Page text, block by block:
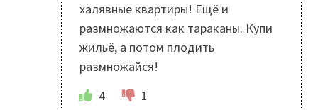
халявные квартиры! Ещё и
размножаются как тараканы. Купи
жильё, а потом плодить
размножайся!
4
1